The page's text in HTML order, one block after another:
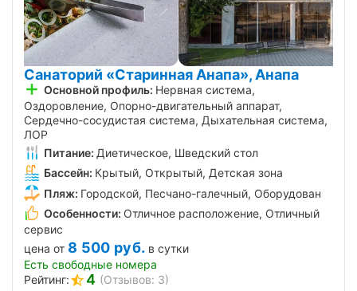
Санаторий «Старинная Анапа», Анапа
Основной профиль: Нервная система,
Оздоровление, Опорно-двигательный аппарат,
Сердечно-сосудистая система, Дыхательная система,
ЛОР
Питание: Диетическое, Шведский стол
Бассейн: Крытый, Открытый, Детская зона
Пляж: Городской, Песчано-галечный, Оборудован
Особенности: Отличное расположение, Отличный
сервис
цена от 8 500 руб. в сутки
Есть свободные номера
Рейтинг:
4 (Отзывов: 3)